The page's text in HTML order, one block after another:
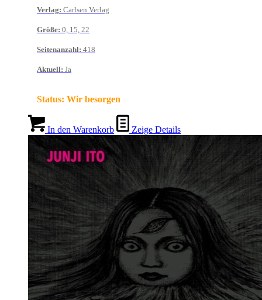
Verlag: Carlsen Verlag
Größe: 0, 15, 22
Seitenanzahl: 418
Aktuell: Ja
Status: Wir besorgen
In den Warenkorb Zeige Details